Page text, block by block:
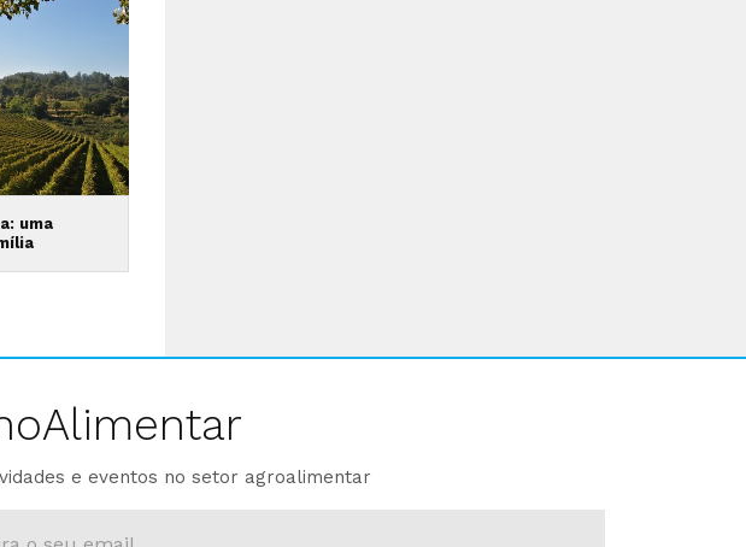
uma
e eventos no setor agroalimentar